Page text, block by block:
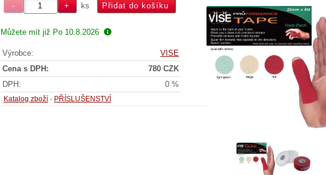
ks
Můžete mít již Po 10.8.2026
Výrobce:
VISE
Cena s DPH:
780 CZK
DPH:
0 %
Katalog zboží - PŘÍSLUŠENSTVÍ